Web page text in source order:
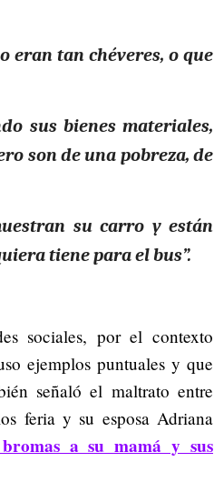
eran tan chéveres, o que
sus bienes materiales,
son de una pobreza, de
su carro y están
tiene para el bus”.
sociales, por el contexto
ejemplos puntuales y que
señaló el maltrato entre
feria y su esposa Adriana
a su mamá y sus